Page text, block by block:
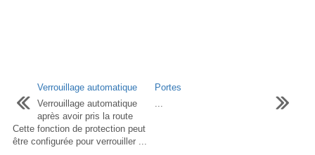
Verrouillage automatique
Verrouillage automatique
après avoir pris la route
Cette fonction de protection peut
être configurée pour verrouiller ...
Portes
...